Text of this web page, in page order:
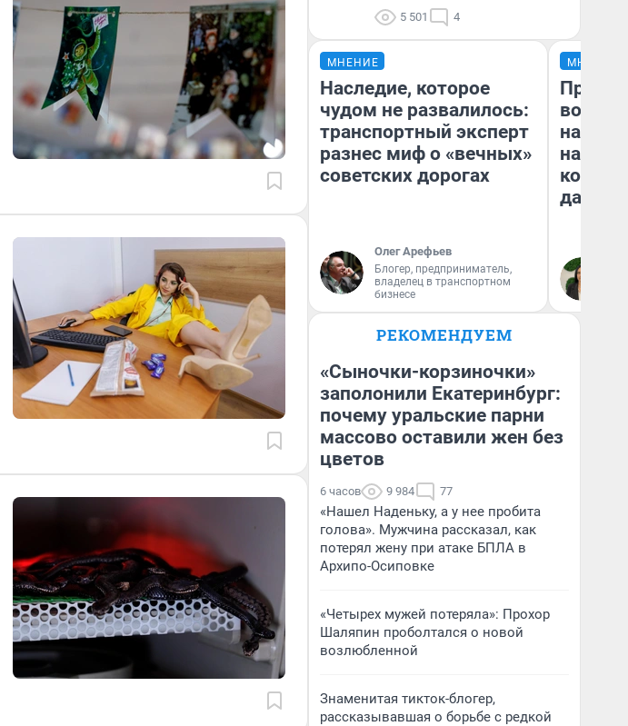
5 501 4
МНЕНИЕ
Наследие, которое
чудом не развалилось:
транспортный эксперт
разнес миф о «вечных»
советских дорогах
Олег Арефьев
Блогер, предприниматель,
владелец в транспортном
бизнесе
МНЕНИЕ
нам
даже
РЕКОМЕНДУЕМ
«Сыночки-корзиночки»
заполонили Екатеринбург:
почему уральские парни
массово оставили жен без
цветов
6 часов 9 984 77
«Нашел Наденьку, а у нее пробита
голова». Мужчина рассказал, как
потерял жену при атаке БПЛА в
Архипо-Осиповке
«Четырех мужей потеряла»: Прохор
Шаляпин проболтался о новой
возлюбленной
Знаменитая тикток-блогер,
рассказывавшая о борьбе с редкой